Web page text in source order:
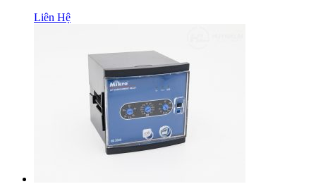
Liên Hệ